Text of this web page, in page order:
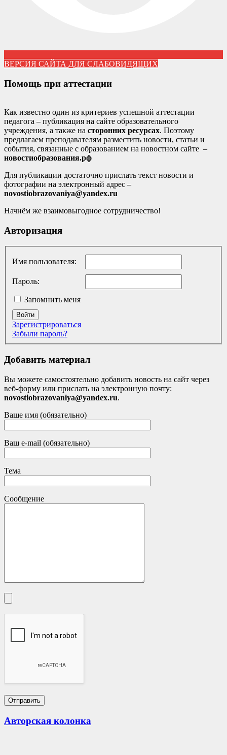
ВЕРСИЯ САЙТА ДЛЯ СЛАБОВИДЯЩИХ
Помощь при аттестации
Как известно один из критериев успешной аттестации
педагога – публикация на сайте образовательного
учреждения, а также на сторонних ресурсах. Поэтому
предлагаем преподавателям разместить новости, статьи и
события, связанные с образованием на новостном сайте –
новостиобразования.рф
Для публикации достаточно прислать текст новости и
фотографии на электронный адрес –
novostiobrazovaniya@yandex.ru
Начнём же взаимовыгодное сотрудничество!
Авторизация
Имя пользователя:
Пароль:
Запомнить меня
Войти
Зарегистрироваться
Забыли пароль?
Добавить материал
Вы можете самостоятельно добавить новость на сайт через
веб-форму или прислать на электронную почту:
novostiobrazovaniya@yandex.ru.
Ваше имя (обязательно)
Ваш e-mail (обязательно)
Тема
Сообщение
Авторская колонка